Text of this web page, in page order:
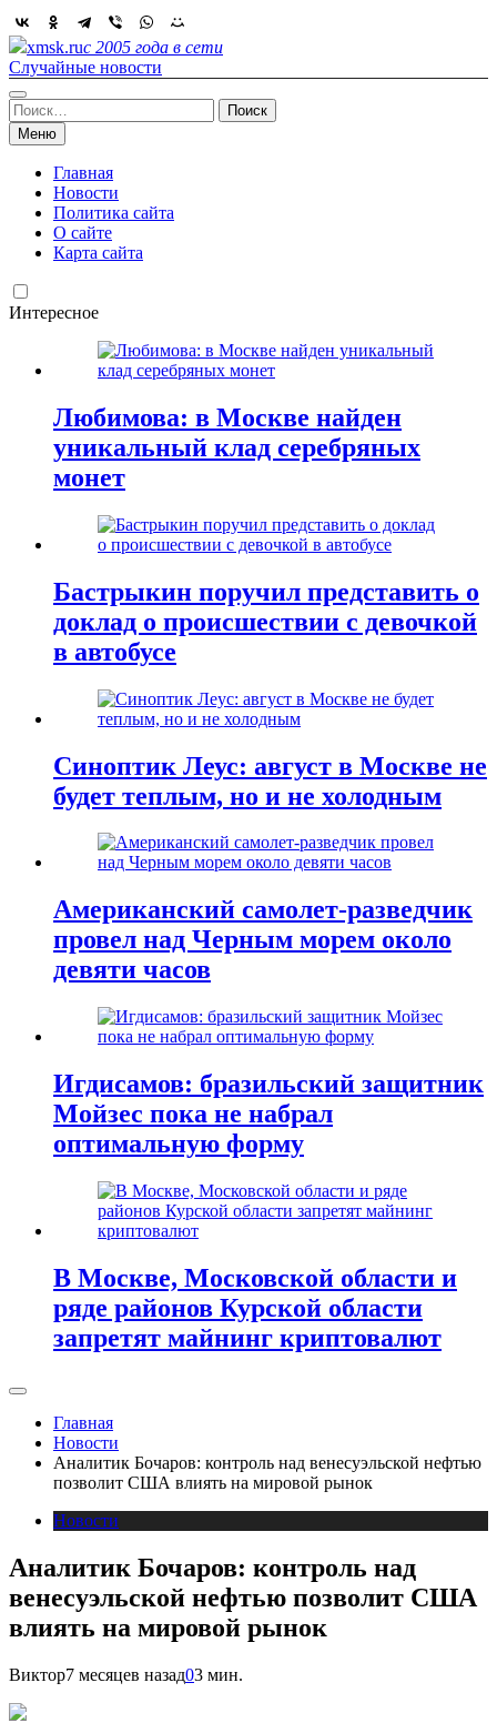
Skip
to
content
xmsk.ruс 2005 года в сети
Случайные новости
Найти:
Меню
Главная
Новости
Политика сайта
О сайте
Карта сайта
Интересное
Любимова: в Москве найден
уникальный клад серебряных
монет
Бастрыкин поручил представить о
доклад о происшествии с девочкой
в автобусе
Синоптик Леус: август в Москве не
будет теплым, но и не холодным
Американский самолет-разведчик
провел над Черным морем около
девяти часов
Игдисамов: бразильский защитник
Мойзес пока не набрал
оптимальную форму
В Москве, Московской области и
ряде районов Курской области
запретят майнинг криптовалют
Главная
Новости
Аналитик Бочаров: контроль над венесуэльской нефтью
позволит США влиять на мировой рынок
Новости
Аналитик Бочаров: контроль над
венесуэльской нефтью позволит США
влиять на мировой рынок
Виктор7 месяцев назад03 мин.